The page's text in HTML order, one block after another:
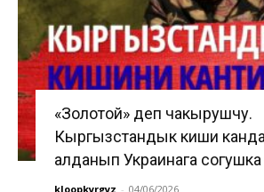
«Золотой» деп чакырушчу.
Кыргызстандык киши
алданып Украинага согушка
kloopkyrgyz - 04/06/2026